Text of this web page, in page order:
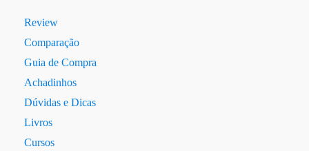
Review
Comparação
Guia de Compra
Achadinhos
Dúvidas e Dicas
Livros
Cursos